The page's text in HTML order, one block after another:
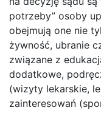
potrzeby” osoby
obejmują one nie
żywność, ubranie
związane z
dodatkowe,
(wizyty lekarskie,
zainteresowań